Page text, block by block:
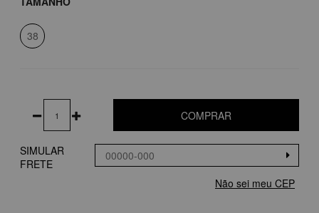
38
COMPRAR
SIMULAR
FRETE
Não sei meu CEP